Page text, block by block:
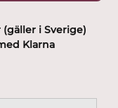
i Sverige)
Klarna